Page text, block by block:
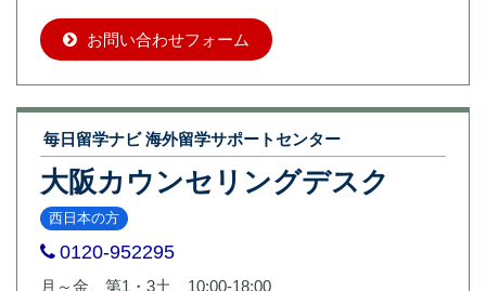
お問い合わせフォーム
毎日留学ナビ 海外留学サポートセンター
大阪カウンセリングデスク
西日本の方
0120-952295
月～金、第1・3土 10:00-18:00